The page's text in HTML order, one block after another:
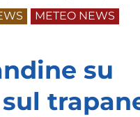
Sicilia
METEO NEWS
su